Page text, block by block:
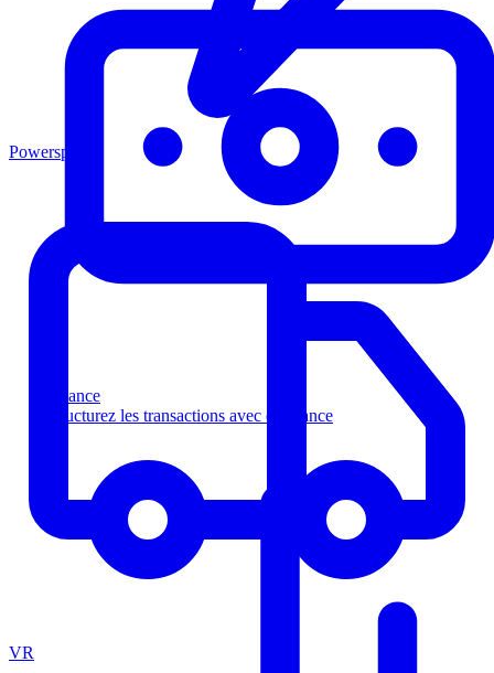
Finance
Structurez les transactions avec confiance
Powersports
VR